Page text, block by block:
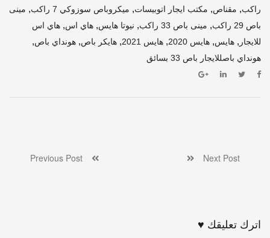
راكب, مقناص, مكتب ايجار اتوبيسات, ميكروباص سوزوكي 7 راكب , مينى
باص 29 راكب
, مينى باص 33 راكب , نيوتا هايس, هاي اس, هاي اس
للايجار , هايس, هايس 2020 , هايس 2021 , هايكر باص, هونداي باص,
هونداي باصللايجار باص 33 بسائق
Next Post
اترك تعليقك ♥